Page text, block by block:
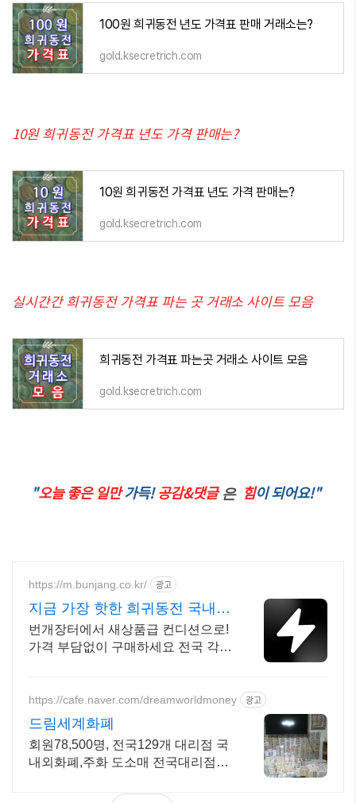
100원 희귀동전 년도 가격표 판매 거래소는?
gold.ksecretrich.com
10원 희귀동전 가격표 년도 가격 판매는?
10원 희귀동전 가격표 년도 가격 판매는?
gold.ksecretrich.com
실시간간 희귀동전 가격표 파는 곳 거래소 사이트 모음
희귀동전 가격표 파는곳 거래소 사이트 모음
gold.ksecretrich.com
"오늘 좋은 일만가득!공감&댓글 은 힘이 되어요!"
https://m.bunjang.co.kr/ 광고
지금 가장 핫한 희귀동전 국내
최대 브랜드 중고거래
번개장터에서 새상품급 컨디션으로!
가격 부담없이 구매하세요 전국 각지
https://cafe.naver.com/dreamworldmoney 광고
드림세계화폐
회원78,500명, 전국129개 대리점 국
내외화폐,주화 도소매 전국대리점상